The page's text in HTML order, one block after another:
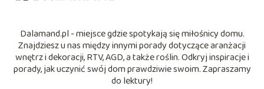
Dalamand.pl - miejsce gdzie spotykają się miłośnicy domu.
Znajdziesz u nas między innymi porady dotyczące aranżacji
wnętrz i dekoracji, RTV, AGD, a także roślin. Odkryj inspiracje i
porady, jak uczynić swój dom prawdziwie swoim. Zapraszamy
do lektury!